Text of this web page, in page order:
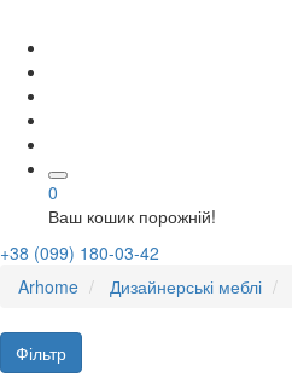
0
Ваш кошик порожній!
+38 (099) 180-03-42
Arhome
Дизайнерські меблі
Фільтр